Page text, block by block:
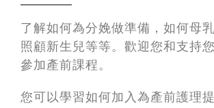
了解如何為分娩做準備，如何母
照顧新生兒等等。歡迎您和支持
參加產前課程。
您可以學習如何加入為產前護理